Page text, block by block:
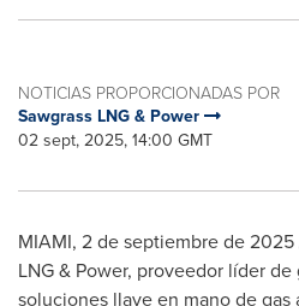
NOTICIAS PROPORCIONADAS POR
Sawgrass LNG & Power
02 sept, 2025, 14:00 GMT
MIAMI, 2 de septiembre de 2025
LNG & Power, proveedor líder
soluciones llave en mano de